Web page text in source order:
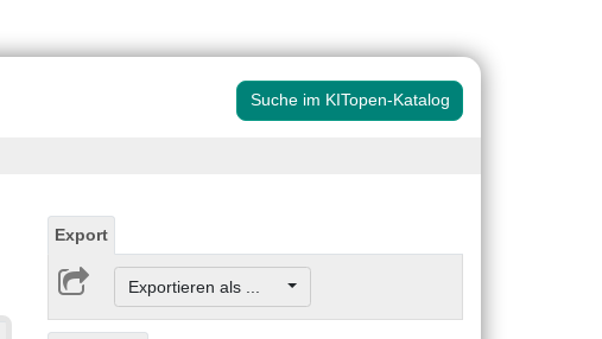
Suche im KITopen-Katalog
Export
Exportieren als ...